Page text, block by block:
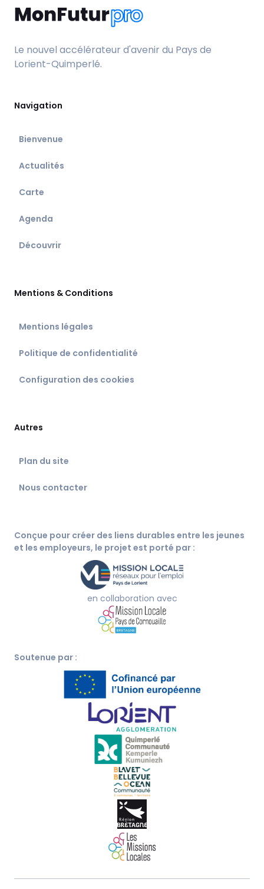
Le nouvel accélérateur d'avenir du Pays de
Lorient-Quimperlé.
Navigation
Bienvenue
Actualités
Carte
Agenda
Découvrir
Mentions & Conditions
Mentions légales
Politique de confidentialité
Configuration des cookies
Autres
Plan du site
Nous contacter
Conçue pour créer des liens durables entre les jeunes
et les employeurs, le projet est porté par :
en collaboration avec
Soutenue par :